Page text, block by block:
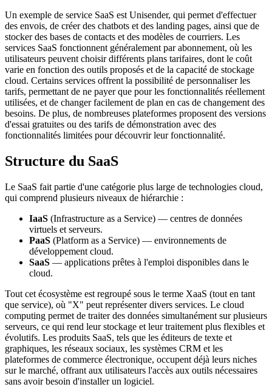
Un exemple de service SaaS est Unisender, qui permet d'effectuer
des envois, de créer des chatbots et des landing pages, ainsi que de
stocker des bases de contacts et des modèles de courriers. Les
services SaaS fonctionnent généralement par abonnement, où les
utilisateurs peuvent choisir différents plans tarifaires, dont le coût
varie en fonction des outils proposés et de la capacité de stockage
cloud. Certains services offrent la possibilité de personnaliser les
tarifs, permettant de ne payer que pour les fonctionnalités réellement
utilisées, et de changer facilement de plan en cas de changement des
besoins. De plus, de nombreuses plateformes proposent des versions
d'essai gratuites ou des tarifs de démonstration avec des
fonctionnalités limitées pour découvrir leur fonctionnalité.
Structure du SaaS
Le SaaS fait partie d'une catégorie plus large de technologies cloud,
qui comprend plusieurs niveaux de hiérarchie :
IaaS (Infrastructure as a Service) — centres de données
virtuels et serveurs.
PaaS (Platform as a Service) — environnements de
développement cloud.
SaaS — applications prêtes à l'emploi disponibles dans le
cloud.
Tout cet écosystème est regroupé sous le terme XaaS (tout en tant
que service), où "X" peut représenter divers services. Le cloud
computing permet de traiter des données simultanément sur plusieurs
serveurs, ce qui rend leur stockage et leur traitement plus flexibles et
évolutifs. Les produits SaaS, tels que les éditeurs de texte et
graphiques, les réseaux sociaux, les systèmes CRM et les
plateformes de commerce électronique, occupent déjà leurs niches
sur le marché, offrant aux utilisateurs l'accès aux outils nécessaires
sans avoir besoin d'installer un logiciel.